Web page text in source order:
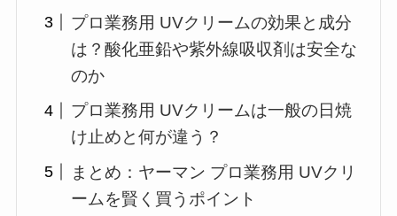
プロ業務用 UVクリームの効果と成分
は？酸化亜鉛や紫外線吸収剤は安全な
のか
プロ業務用 UVクリームは一般の日焼
け止めと何が違う？
まとめ：ヤーマン プロ業務用 UVクリ
ームを賢く買うポイント